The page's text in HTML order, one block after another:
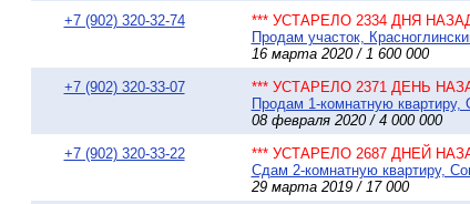
+7 (902) 320-32-74
*** УСТАРЕЛО 2334 ДНЯ
Продам участок,
16 марта 2020 / 1 600 000
+7 (902) 320-33-07
*** УСТАРЕЛО 2371 ДЕНЬ
Продам 1-комнатную квартиру,
08 февраля 2020 / 4 000 000
+7 (902) 320-33-22
*** УСТАРЕЛО 2687 ДНЕЙ
Сдам 2-комнатную квартиру,
29 марта 2019 / 17 000